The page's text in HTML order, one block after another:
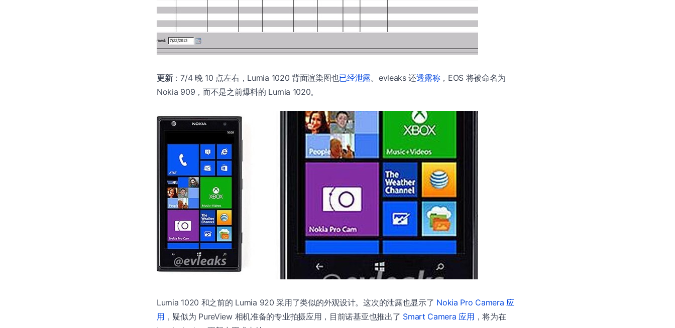
更新：7/4 晚 10 点左右，Lumia 1020 背面渲染图也已经泄露。evleaks 还透露称，EOS 将被命名为
Nokia 909，而不是之前爆料的 Lumia 1020。
Lumia 1020 和之前的 Lumia 920 采用了类似的外观设计。这次的泄露也显示了 Nokia Pro Camera 应
用 ，疑似为 PureView 相机准备的专业拍摄应用，目前诺基亚也推出了 Smart Camera 应用 ，将为在